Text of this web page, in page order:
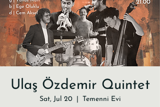
Ulaş Özdemir Quintet
Sat, Jul 20
  |
Temenni Evi